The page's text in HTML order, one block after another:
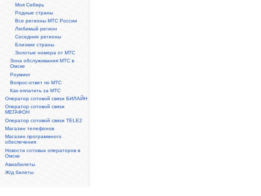
Моя Сибирь
Родные страны
Все регионы МТС России
Любимый регион
Соседние регионы
Близкие страны
Золотые номера от МТС
Зона обслуживания МТС в
Омске
Роуминг
Вопрос-ответ по МТС
Как оплатить за МТС
Оператор сотовой связи БИЛАЙН
Оператор сотовой связи
МЕГАФОН
Оператор сотовой связи TELE2
Магазин телефонов
Магазин программного
обеспечения
Новости сотовых операторов в
Омске
Авиабилеты
Ж/д билеты